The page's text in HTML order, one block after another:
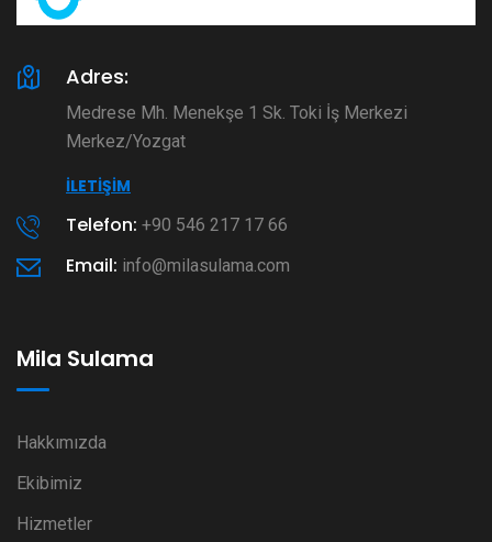
Adres:
Medrese Mh. Menekşe 1 Sk. Toki İş Merkezi
Merkez/Yozgat
İLETIŞIM
Telefon: +90 546 217 17 66
Email: info@milasulama.com
Mila Sulama
Hakkımızda
Ekibimiz
Hizmetler